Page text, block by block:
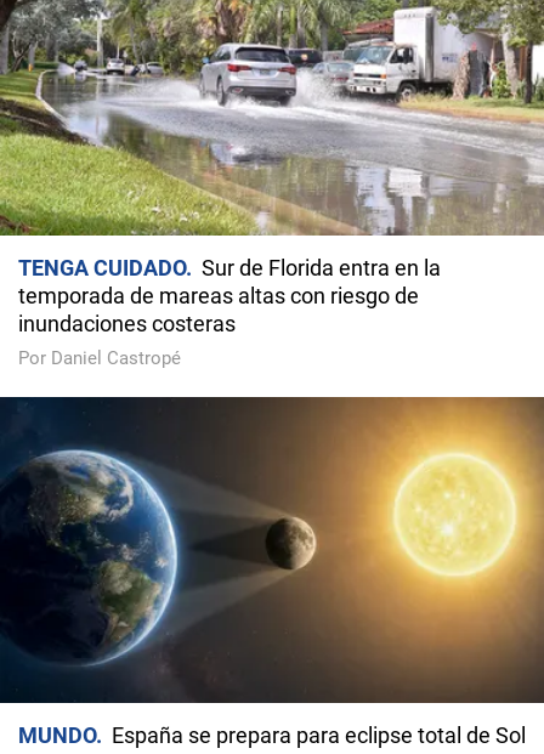
TENGA CUIDADO
Sur de Florida entra en la
temporada de mareas altas con riesgo de
inundaciones costeras
Por Daniel Castropé
MUNDO España se prepara para eclipse total de Sol